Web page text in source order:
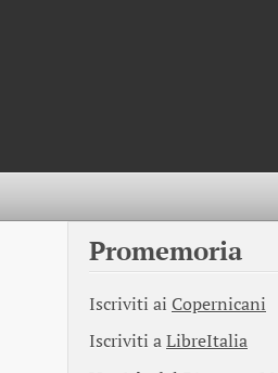
Promemoria
Iscriviti ai Copernicani
Iscriviti aLibreItalia